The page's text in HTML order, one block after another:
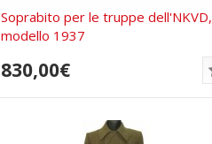
Soprabito per le truppe dell'NKVD,
modello 1937
830,00€